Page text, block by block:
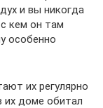
и вы никогда
кем он там
особенно
их регулярно
их доме обитал